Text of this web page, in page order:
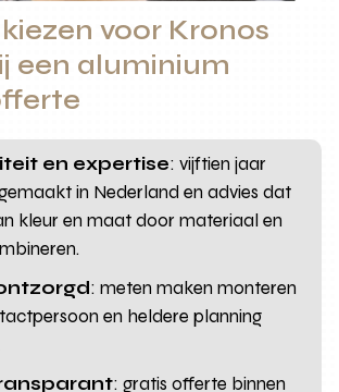
voor Kronos
een aluminium
en expertise: vijftien jaar
in Nederland en advies dat
kleur en maat door materiaal en
: meten maken monteren
en heldere planning
: gratis offerte binnen